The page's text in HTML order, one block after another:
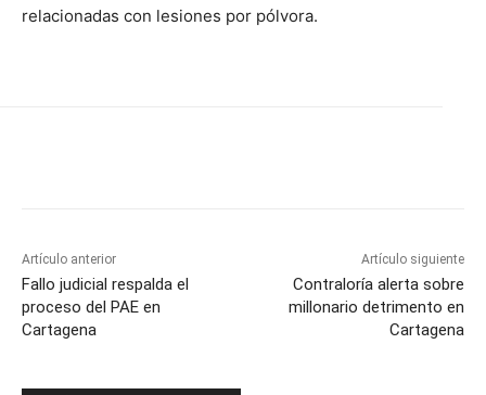
relacionadas con lesiones por pólvora.
Artículo anterior
Fallo judicial respalda el
proceso del PAE en
Cartagena
Artículo siguiente
Contraloría alerta sobre
millonario detrimento en
Cartagena